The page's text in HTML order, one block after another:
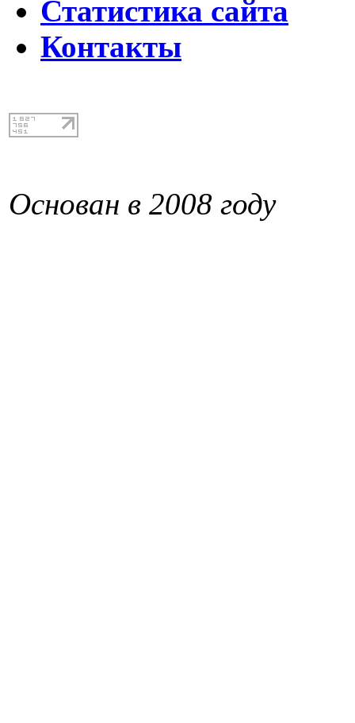
Статистика сайта
Контакты
Основан в 2008 году